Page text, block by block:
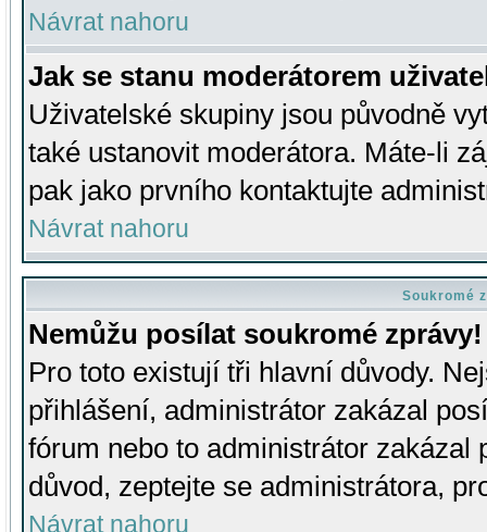
Návrat nahoru
Jak se stanu moderátorem
Uživatelské skupiny jsou původně
také ustanovit moderátora. Máte-li
pak jako prvního kontaktujte
Návrat nahoru
Soukromé
Nemůžu posílat soukromé zprávy!
Pro toto existují tři hlavní důvody.
přihlášení, administrátor zakázal
fórum nebo to administrátor zakázal
důvod, zeptejte se administrátora,
Návrat nahoru